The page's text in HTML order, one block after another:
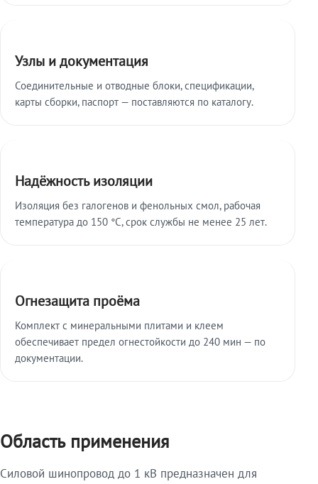
Узлы и документация
Соединительные и отводные блоки, спецификации,
карты сборки, паспорт — поставляются по каталогу.
Надёжность изоляции
Изоляция без галогенов и фенольных смол, рабочая
температура до 150 °C, срок службы не менее 25 лет.
Огнезащита проёма
Комплект с минеральными плитами и клеем
обеспечивает предел огнестойкости до 240 мин — по
документации.
Область применения
Силовой шинопровод до 1 кВ предназначен для